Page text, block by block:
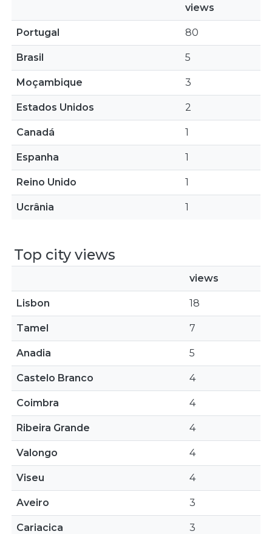
views
Portugal 80
Brasil 5
Moçambique 3
Estados Unidos 2
Canadá 1
Espanha 1
Reino Unido 1
Ucrânia 1
Top city views
views
Lisbon 18
Tamel 7
Anadia 5
Castelo Branco 4
Coimbra 4
Ribeira Grande 4
Valongo 4
Viseu 4
Aveiro 3
Cariacica 3